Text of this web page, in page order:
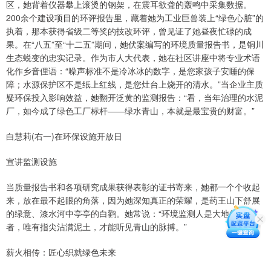
区，她背着仪器攀上滚烫的钢架，在震耳欲聋的轰鸣中采集数据。
200余个建设项目的环评报告里，藏着她为工业巨兽装上“绿色心脏”的
执着，那本获得省级二等奖的技改环评，曾见证了她昼夜忙碌的成
果。在“八五”至“十二五”期间，她伏案编写的环境质量报告书，是铜川
生态蜕变的忠实记录。作为市人大代表，她在社区讲座中将专业术语
化作乡音俚语：“噪声标准不是冷冰冰的数字，是您家孩子安睡的保
障；水源保护区不是纸上红线，是您灶台上烧开的清水。”当企业主质
疑环保投入影响效益，她翻开泛黄的监测报告：“看，当年治理的水泥
厂，如今成了绿色工厂标杆——绿水青山，本就是最宝贵的财富。”
白慧莉(右一)在环保设施开放日
宣讲监测设施
当质量报告书和各项研究成果获得表彰的证书寄来，她都一个个收起
来，放在最不起眼的角落，因为她深知真正的荣耀，是药王山下舒展
的绿意、漆水河中亭亭的白鹳。她常说：“环境监测人是大地的把脉
者，唯有指尖沾满泥土，才能听见青山的脉搏。”
薪火相传：匠心织就绿色未来